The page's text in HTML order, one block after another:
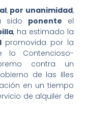
, por unanimidad,
sido ponente el
, ha estimado la
promovida por la
lo Contencioso-
contra un
de las Illes
en un tiempo
de alquiler de